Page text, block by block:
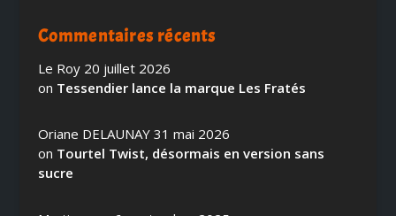
Commentaires récents
Le Roy 20 juillet 2026
on Tessendier lance la marque Les Fratés
Oriane DELAUNAY 31 mai 2026
on Tourtel Twist, désormais en version sans
sucre